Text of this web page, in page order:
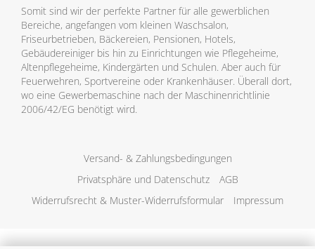
Somit sind wir der perfekte Partner für alle gewerblichen
Bereiche, angefangen vom kleinen Waschsalon,
Friseurbetrieben, Bäckereien, Pensionen, Hotels,
Gebäudereiniger bis hin zu Einrichtungen wie Pflegeheime,
Altenpflegeheime, Kindergärten und Schulen. Aber auch für
Feuerwehren, Sportvereine oder Krankenhäuser. Überall dort,
wo eine Gewerbemaschine nach der Maschinenrichtlinie
2006/42/EG benötigt wird.
Versand- & Zahlungsbedingungen
Privatsphäre und Datenschutz
AGB
Widerrufsrecht & Muster-Widerrufsformular
Impressum